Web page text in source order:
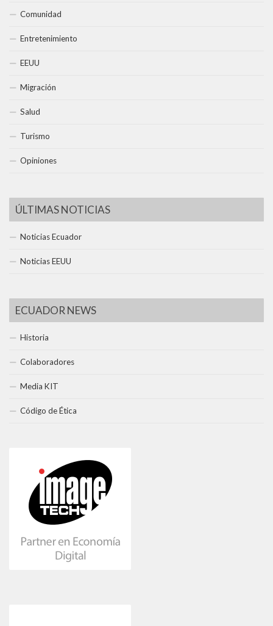
Comunidad
Entretenimiento
EEUU
Migración
Salud
Turismo
Opiniones
ÚLTIMAS NOTICIAS
Noticias Ecuador
Noticias EEUU
ECUADOR NEWS
Historia
Colaboradores
Media KIT
Código de Ética